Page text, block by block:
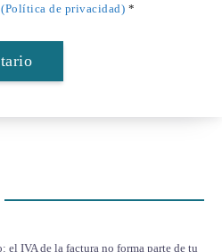
(Política de privacidad) *
el IVA de la factura no forma parte de tu